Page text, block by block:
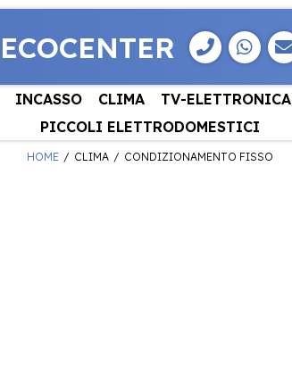
ECOCENTER
INCASSO CLIMA TV-ELETTRONICA
PICCOLI ELETTRODOMESTICI
HOME CLIMA CONDIZIONAMENTO FISSO